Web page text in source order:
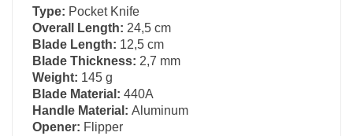
Type: Pocket Knife
Overall Length: 24,5 cm
Blade Length: 12,5 cm
Blade Thickness: 2,7 mm
Weight: 145 g
Blade Material: 440A
Handle Material: Aluminum
Opener: Flipper